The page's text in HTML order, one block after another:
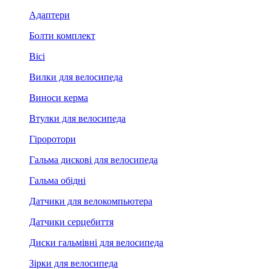
Адаптери
Болти комплект
Вісі
Вилки для велосипеда
Виноси керма
Втулки для велосипеда
Гіроротори
Гальма дискові для велосипеда
Гальма обідні
Датчики для велокомпьютера
Датчики серцебиття
Диски гальмівні для велосипеда
Зірки для велосипеда